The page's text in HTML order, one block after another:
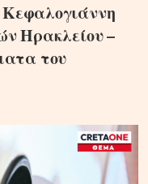
Ηρακλείου –
του